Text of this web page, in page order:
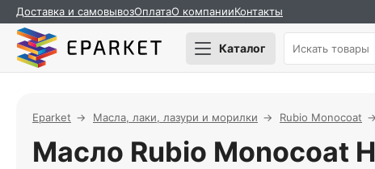
Доставка и самовывозОплатаО компанииКонтакты
Каталог
Eparket Масла, лаки, лазури и морилки Rubio Monocoat
Масло Rubio Monocoat